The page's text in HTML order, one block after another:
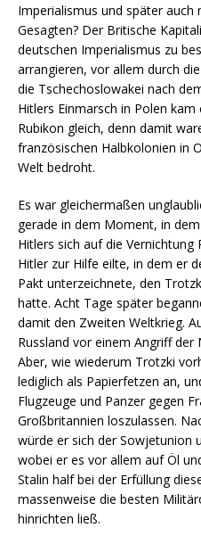
Imperialismus und später
Gesagten? Der Britische
deutschen Imperialismus zu
arrangieren, vor allem durch
die Tschechoslowakei nach
Hitlers Einmarsch in Polen
Rubikon gleich, denn damit
französischen Halbkolonien in
Welt bedroht.
Es war gleichermaßen
gerade in dem Moment, in
Hitlers sich auf die
Hitler zur Hilfe eilte, in dem er
Pakt unterzeichnete, den
hatte. Acht Tage später
damit den Zweiten Weltkrieg.
Russland vor einem Angriff der
Aber, wie wiederum Trotzki
lediglich als Papierfetzen an,
Flugzeuge und Panzer gegen
Großbritannien loszulassen.
würde er sich der Sowjetunion
wobei er es vor allem auf Öl
Stalin half bei der Erfüllung
massenweise die besten
hinrichten ließ.